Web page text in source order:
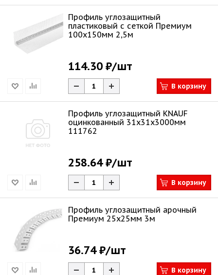
Профиль углозащитный
пластиковый с сеткой Премиум
100х150мм 2,5м
114.30 ₽/шт
В корзину
Профиль углозащитный KNAUF
оцинкованный 31х31х3000мм
111762
258.64 ₽/шт
В корзину
Профиль углозащитный арочный
Премиум 25х25мм 3м
36.74 ₽/шт
В корзину